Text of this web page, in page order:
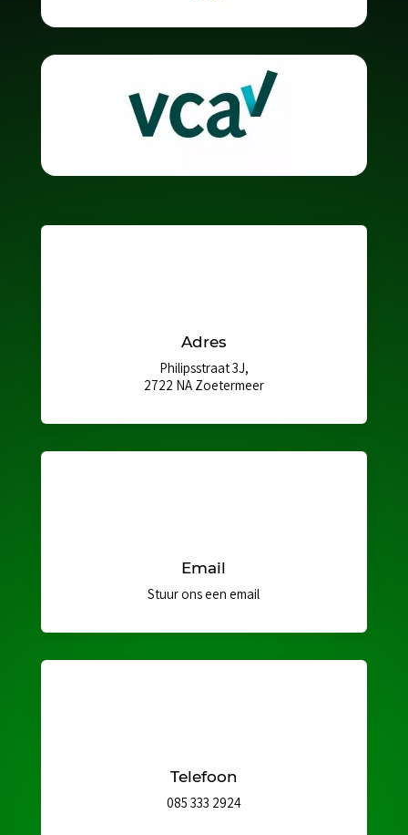
Adres
Philipsstraat 3J,
2722 NA Zoetermeer
Email
Stuur ons een email
Telefoon
085 333 2924